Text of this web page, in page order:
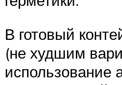
В готовый
(не худшим
использование